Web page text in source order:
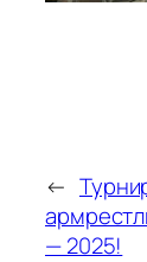
←
— 2025!